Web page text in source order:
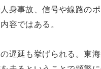
身事故、信号や線路の
容ではある。
遅延も挙げられる。東